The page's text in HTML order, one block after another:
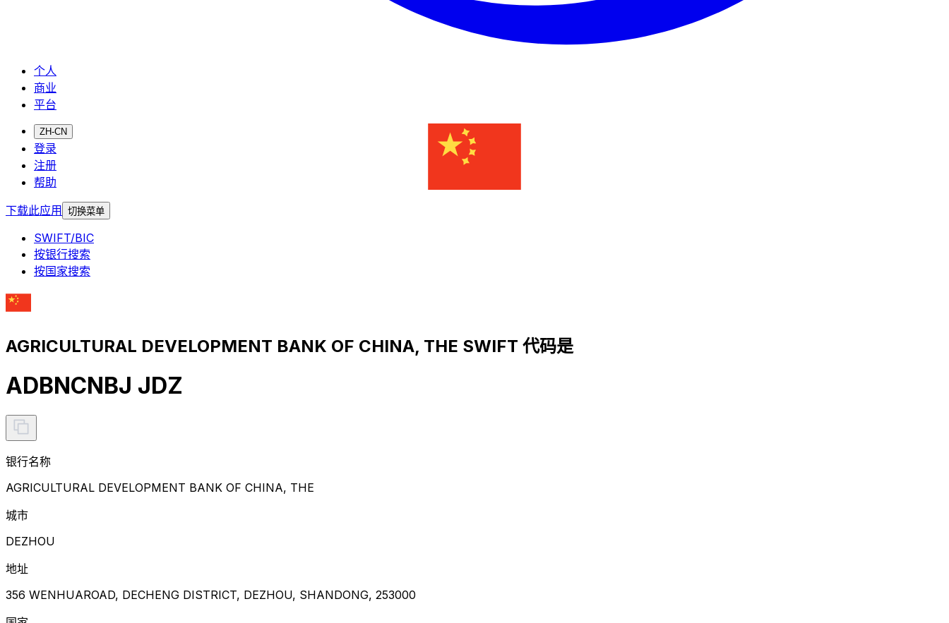
个人
商业
平台
ZH-CN
登录
注册
帮助
下载此应用 切换菜单
SWIFT/BIC
按银行搜索
按国家搜索
AGRICULTURAL DEVELOPMENT BANK OF CHINA, THE SWIFT 代码是
ADBNCNBJ JDZ
银行名称
AGRICULTURAL DEVELOPMENT BANK OF CHINA, THE
城市
DEZHOU
地址
356 WENHUAROAD, DECHENG DISTRICT, DEZHOU, SHANDONG, 253000